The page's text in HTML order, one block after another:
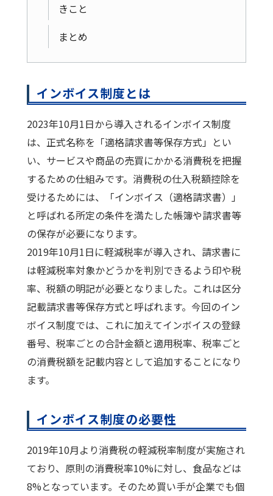
きこと
まとめ
インボイス制度とは
2023年10月1日から導入されるインボイス制度
は、正式名称を「適格請求書等保存方式」とい
い、サービスや商品の売買にかかる消費税を把握
するための仕組みです。消費税の仕入税額控除を
受けるためには、「インボイス（適格請求書）」
と呼ばれる所定の条件を満たした帳簿や請求書等
の保存が必要になります。
2019年10月1日に軽減税率が導入され、請求書に
は軽減税率対象かどうかを判別できるよう印や税
率、税額の明記が必要となりました。これは区分
記載請求書等保存方式と呼ばれます。今回のイン
ボイス制度では、これに加えてインボイスの登録
番号、税率ごとの合計金額と適用税率、税率ごと
の消費税額を記載内容として追加することになり
ます。
インボイス制度の必要性
2019年10月より消費税の軽減税率制度が実施され
ており、原則の消費税率10%に対し、食品などは
8%となっています。そのため買い手が企業でも個